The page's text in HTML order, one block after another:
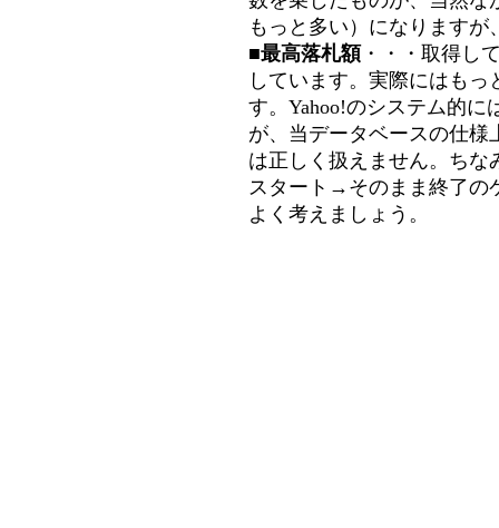
もっと多い）になります
■最高落札額 ・・・取得し
しています。実際にはも
す。Yahoo!のシステム的に
が、当データベースの仕様
は正しく扱えません。ちな
スタート→そのまま終了の
よく考えましょう。